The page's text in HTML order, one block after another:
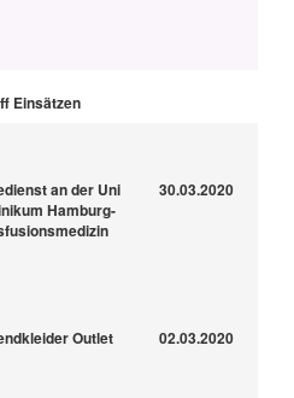
Einsätzen
an der Uni
Hamburg-
30.03.2020
Outlet 02.03.2020